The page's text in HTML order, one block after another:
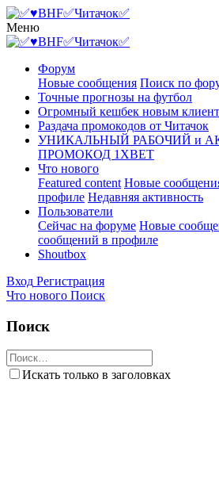
Меню
Форум
Новые сообщения Поиск по
Точные прогнозы на футбол
Огромный кешбек новым
Раздача промокодов от Читачок
УНИКАЛЬНЫЙ РАБОЧИЙ и
ПРОМОКОД 1XBET
Что нового
Featured content Новые
профиле Недавняя активность
Пользователи
Сейчас на форуме Новые
сообщений в профиле
Shoutbox
Вход Регистрация
Что нового Поиск
Поиск
Искать только в заголовках